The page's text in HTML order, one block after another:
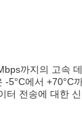
까지의 고속
5°C에서
전송에 대한